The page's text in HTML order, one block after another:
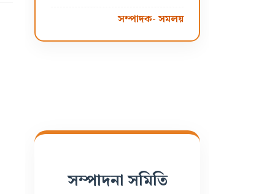
সম্পাদক- সমলয়
সম্পাদনা সমিতি